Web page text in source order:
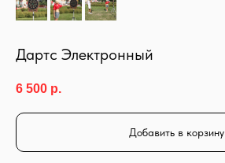
Дартс Электронный
6 500 р.
Добавить в корзину